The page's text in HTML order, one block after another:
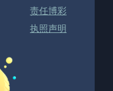
责任博彩
执照声明